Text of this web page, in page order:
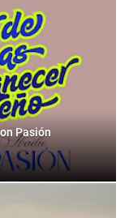
Pasión